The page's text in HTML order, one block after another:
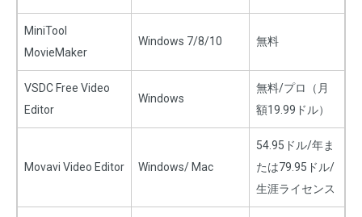
MiniTool
MovieMaker
Windows 7/8/10 無料
VSDC Free Video
Editor
Windows
無料/プロ（月
額19.99ドル）
Movavi Video Editor Windows/ Mac
54.95ドル/年ま
たは79.95ドル/
生涯ライセンス